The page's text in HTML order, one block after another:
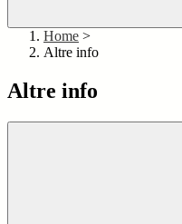
Home >
Altre info
Altre info